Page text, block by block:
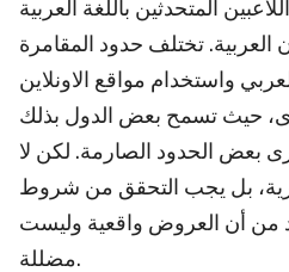
المتحدثين باللغة العربية
تختلف حدود المقامرة
واستخدام مواقع الاونلاين
حيث تسمح بعض الدول بذلك
بعض الحدود الصارمة. لكن لا
بل يجب التحقق من شروط
من أن العروض واقعية وليست
مضللة.